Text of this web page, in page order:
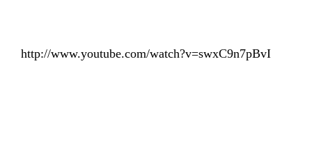
http://www.youtube.com/watch?v=swxC9n7pBvI